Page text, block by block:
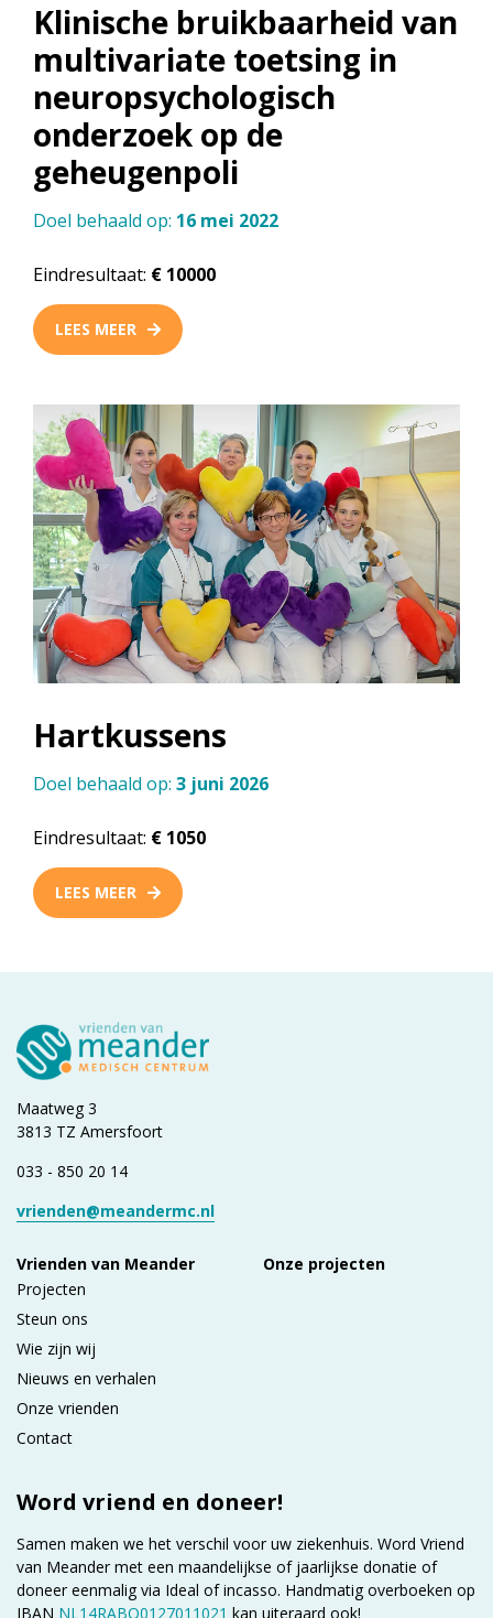
Klinische bruikbaarheid van
multivariate toetsing in
neuropsychologisch
onderzoek op de
geheugenpoli
Doel behaald op: 16 mei 2022
Eindresultaat: € 10000
LEES MEER
Hartkussens
Doel behaald op: 3 juni 2026
Eindresultaat: € 1050
LEES MEER
Maatweg 3
3813 TZ Amersfoort
033 - 850 20 14
vrienden@meandermc.nl
Vrienden van Meander
Projecten
Steun ons
Wie zijn wij
Nieuws en verhalen
Onze vrienden
Contact
Onze projecten
Word vriend en doneer!
Samen maken we het verschil voor uw ziekenhuis. Word Vriend
van Meander met een maandelijkse of jaarlijkse donatie of
doneer eenmalig via Ideal of incasso. Handmatig overboeken op
IBAN NL14RABO0127011021 kan uiteraard ook!